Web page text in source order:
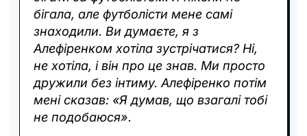
бігала, але футболісти мене самі
знаходили. Ви думаєте, я з
Алефіренком хотіла зустрічатися? Ні,
не хотіла, і він про це знав. Ми просто
дружили без інтиму. Алефіренко потім
мені сказав: «Я думав, що взагалі тобі
не подобаюся».